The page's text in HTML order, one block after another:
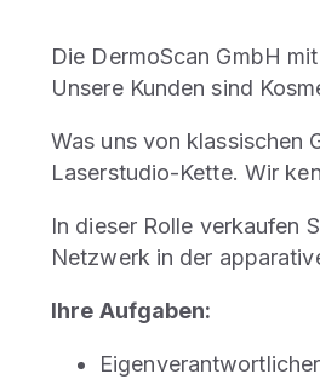
Die DermoScan GmbH
Unsere Kunden sind
Was uns von klassischen
Laserstudio-Kette. Wir
In dieser Rolle verkaufen
Netzwerk in der
Ihre Aufgaben: